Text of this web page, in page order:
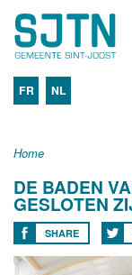
FR NL
Home
DE BADEN
GESLOTEN
SHARE